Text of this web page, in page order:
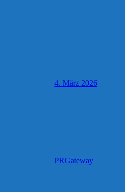
4. März 2026
PRGateway